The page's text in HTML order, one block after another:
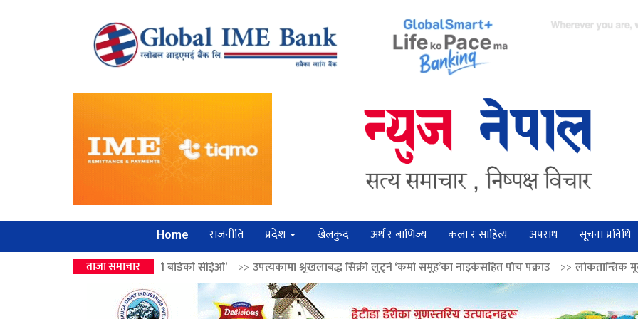
Home राजनीति प्रदेश खेलकुद अर्थ र बाणिज्य कला र साहित्य अपराध सूचना प्रविधि
ताजा समाचार
उपहार ‘लगानी बोर्डको सीईओ’ >>उपत्यकामा श्रृंखलाबद्ध सिक्री लुट्ने ‘कर्मा समूह’का नाइकेसहित पाँच पक्राउ >>लोकतान्त्रिक मूल्य सुदृढ बनाउन